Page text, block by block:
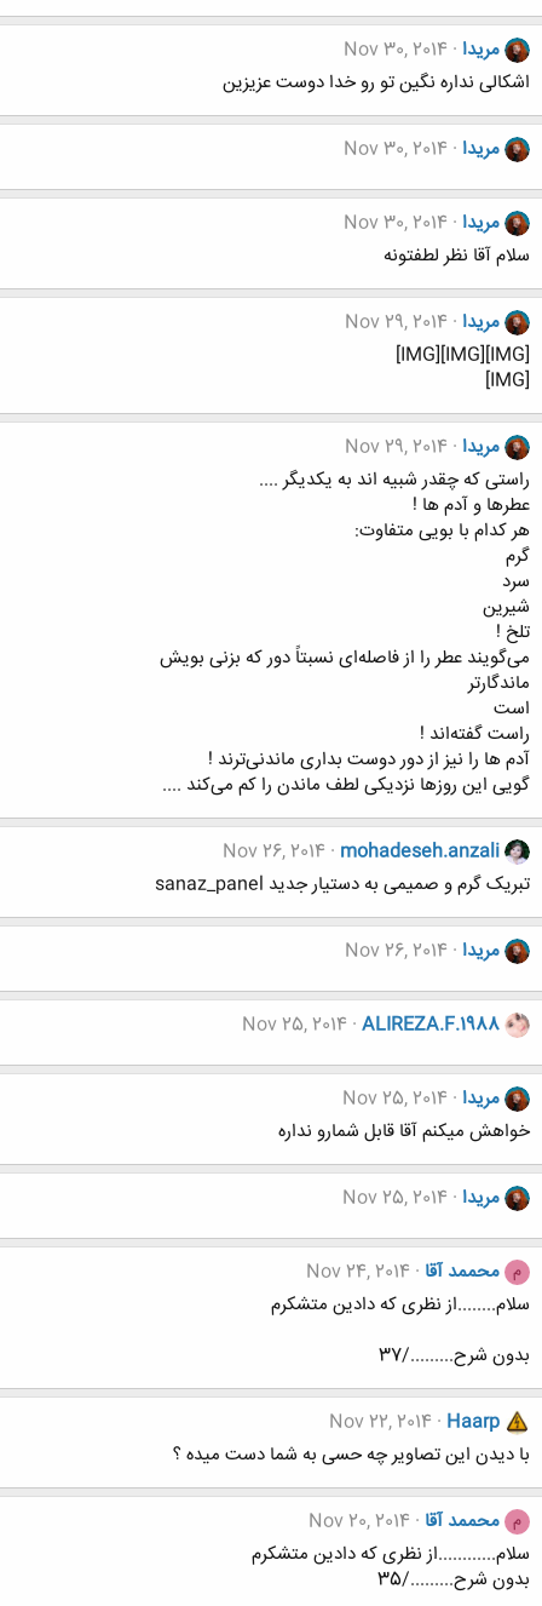
مریدا Nov 30, 2014
اشکالی نداره نگین تو رو خدا دوست عزیزین
مریدا Nov 30, 2014
مریدا Nov 30, 2014
سلام آقا نظر لطفتونه
مریدا Nov 29, 2014
[IMG][IMG][IMG]
[IMG]
مریدا Nov 29, 2014
ﺭﺍﺳﺘﯽ ﮐﻪ ﭼﻘﺪﺭ ﺷﺒﯿﻪ ﺍﻧﺪ ﺑﻪ ﯾﮑﺪﯾﮕﺮ ....
ﻋﻄﺮﻫﺎ ﻭ ﺁﺩﻡ ﻫﺎ !
ﻫﺮ ﮐﺪﺍﻡ ﺑﺎ ﺑﻮﯾﯽ ﻣﺘﻔﺎﻭﺕ:
ﮔﺮﻡ
ﺳﺮﺩ
ﺷﯿﺮﯾﻦ
ﺗﻠﺦ !
ﻣﯽﮔﻮﯾﻨﺪ ﻋﻄﺮ ﺭﺍ ﺍﺯ ﻓﺎﺻﻠﻪﺍﯼ ﻧﺴﺒﺘﺎً ﺩﻭﺭ ﮐﻪ ﺑﺰﻧﯽ ﺑﻮﯾﺶ
ﻣﺎﻧﺪﮔﺎﺭﺗﺮ
ﺍﺳﺖ
ﺭﺍﺳﺖ ﮔﻔﺘﻪﺍﻧﺪ !
ﺁﺩﻡ ﻫﺎ ﺭﺍ ﻧﯿﺰ ﺍﺯ ﺩﻭﺭ ﺩﻭﺳﺖ ﺑﺪﺍﺭﯼ ﻣﺎﻧﺪﻧﯽﺗﺮﻧﺪ !
ﮔﻮﯾﯽ ﺍﯾﻦ ﺭﻭﺯﻫﺎ ﻧﺰﺩﯾﮑﯽ ﻟﻄﻒ ﻣﺎﻧﺪﻥ ﺭﺍ ﮐﻢ ﻣﯽﮐﻨﺪ ....
mohadeseh.anzali
Nov 26, 2014
تبریک گرم و صمیمی به دستیار جدید sanaz_panel
مریدا Nov 26, 2014
ALIREZA.F.1988
Nov 25, 2014
مریدا Nov 25, 2014
خواهش میکنم آقا قابل شمارو نداره
مریدا Nov 25, 2014
م محممد آقا Nov 24, 2014
سلام........از نظری که دادین متشکرم
بدون شرح........./37
Haarp
Nov 22, 2014
با دیدن این تصاویر چه حسی به شما دست میده ؟
م محممد آقا Nov 20, 2014
سلام............از نظری که دادین متشکرم
بدون شرح........./35